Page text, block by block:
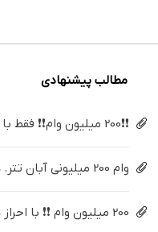
کن
مطالب پیشنهادی
❗❗200 میلیون وام❗❗ فقط با احراز هویت
وام 200 میلیونی آبان تتر. همین الان احراز هویت کن!
200 میلیون وام ❗❗ با احراز هویت در آبان تتر